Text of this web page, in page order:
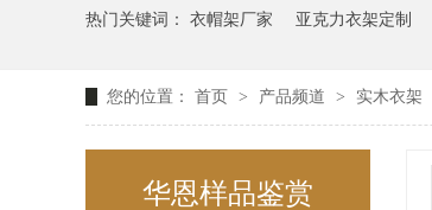
热门关键词： 衣帽架厂家 亚克力衣架定制
您的位置： 首页 > 产品频道 > 实木衣架
华恩样品鉴赏